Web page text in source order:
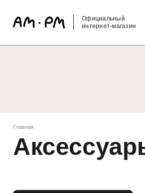
Официальный
интернет-магазин
Главная